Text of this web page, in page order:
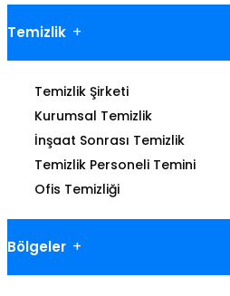
Temizlik
Temizlik Şirketi
Kurumsal Temizlik
İnşaat Sonrası Temizlik
Temizlik Personeli Temini
Ofis Temizliği
Bölgeler